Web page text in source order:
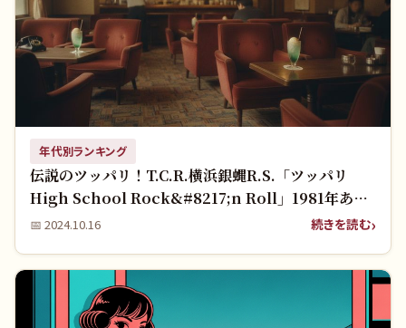
年代別ランキング
伝説のツッパリ！T.C.R.横浜銀蝿R.S.「ツッパリ
High School Rock&#8217;n Roll」1981年あの
頃をもう一度！
📅 2024.10.16 続きを読む